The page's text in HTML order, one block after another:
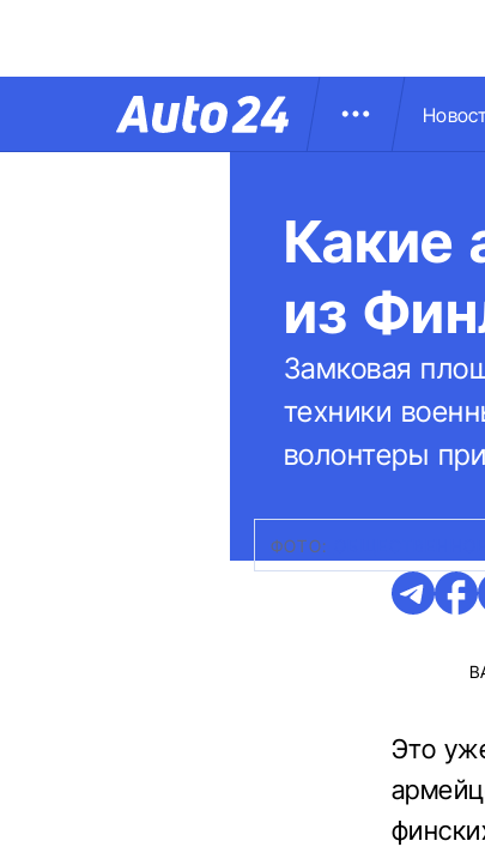
Какие
из
Замковая
техники
волонтеры
ФОТО:
Это